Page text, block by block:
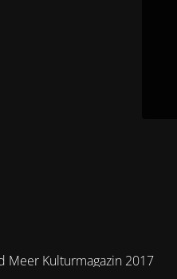
Meer Kulturmagazin 2017